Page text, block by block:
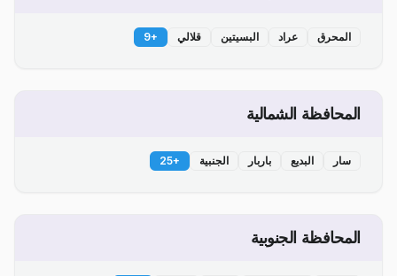
المحرق عراد البسيتين قلالي +
9
المحافظة الشمالية
سار البديع باربار الجنبية +
25
المحافظة الجنوبية